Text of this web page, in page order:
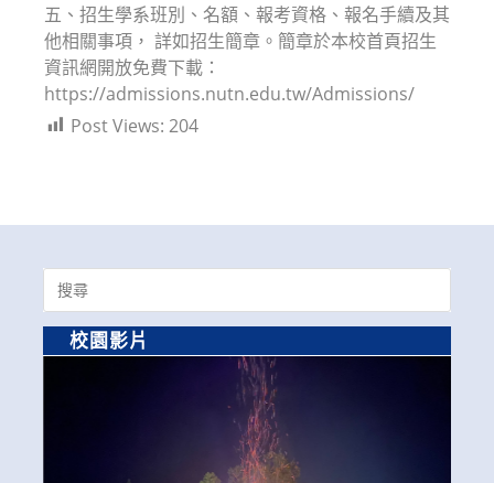
五、招生學系班別、名額、報考資格、報名手續及其
他相關事項， 詳如招生簡章。簡章於本校首頁招生
資訊網開放免費下載：
https://admissions.nutn.edu.tw/Admissions/
Post Views: 204
Search
for:
校園影片